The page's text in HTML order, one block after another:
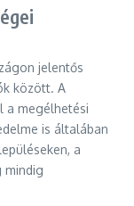
jelentős
között. A
a megélhetési
is általában
a
mindig